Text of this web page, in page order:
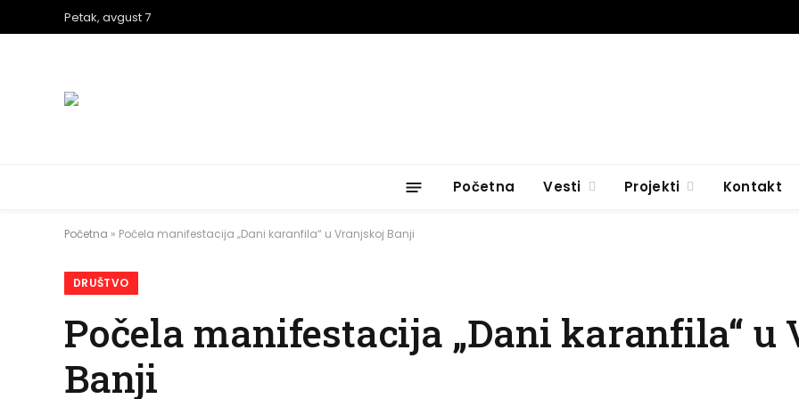
Petak, avgust 7
Početna Vesti Projekti Kontakt
Početna » Počela manifestacija „Dani karanfila“ u Vranjskoj Banji
DRUŠTVO
Počela manifestacija „Dani karanfila“ u
Banji